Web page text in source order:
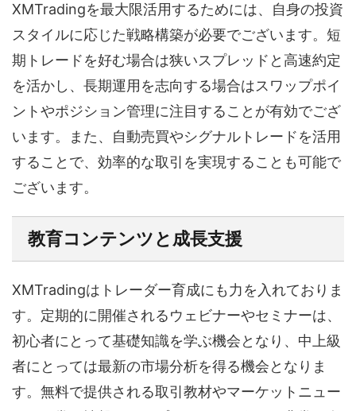
XMTradingを最大限活用するためには、自身の投資
スタイルに応じた戦略構築が必要でございます。短
期トレードを好む場合は狭いスプレッドと高速約定
を活かし、長期運用を志向する場合はスワップポイ
ントやポジション管理に注目することが有効でござ
います。また、自動売買やシグナルトレードを活用
することで、効率的な取引を実現することも可能で
ございます。
教育コンテンツと成長支援
XMTradingはトレーダー育成にも力を入れておりま
す。定期的に開催されるウェビナーやセミナーは、
初心者にとって基礎知識を学ぶ機会となり、中上級
者にとっては最新の市場分析を得る機会となりま
す。無料で提供される取引教材やマーケットニュー